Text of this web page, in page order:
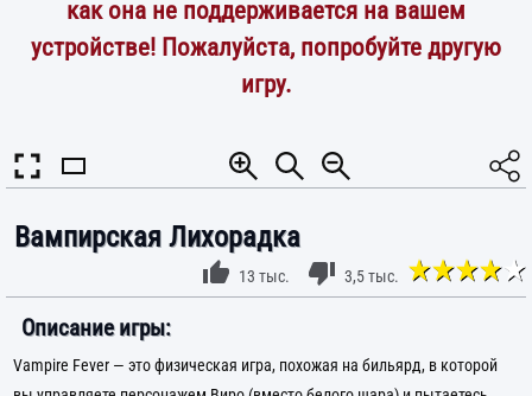
как она не поддерживается на вашем
устройстве! Пожалуйста, попробуйте другую
игру.
Вампирская Лихорадка
13 тыс. 3,5 тыс.
Описание игры:
Vampire Fever — это физическая игра, похожая на бильярд, в которой